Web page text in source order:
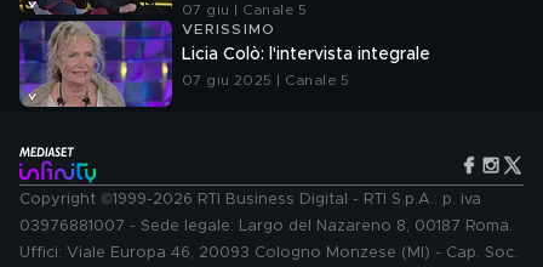
07 giu | Canale 5
VERISSIMO
Licia Colò: l'intervista integrale
07 giu 2025 | Canale 5
Copyright ©1999-2026 RTI Business Digital - RTI S.p.A.: p. iva
03976881007 - Sede legale: Largo del Nazareno 8, 00187 Roma.
Uffici: Viale Europa 46, 20093 Cologno Monzese (MI) - Cap. Soc.